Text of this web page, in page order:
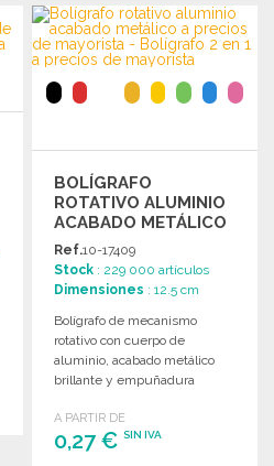
PEDIR
Solicitar un presupuesto
BOLÍGRAFO
ROTATIVO ALUMINIO
ACABADO METÁLICO
Ref.10-17409
Stock : 229 000 artículos
Dimensiones : 12.5 cm
Bolígrafo de mecanismo
rotativo con cuerpo de
aluminio, acabado metálico
brillante y empuñadura
A PARTIR DE
0,27 €SIN IVA